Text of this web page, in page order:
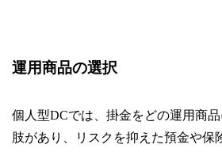
運用商品の選択
個人型DCでは、掛金をどの運用商
肢があり、リスクを抑えた預金や保